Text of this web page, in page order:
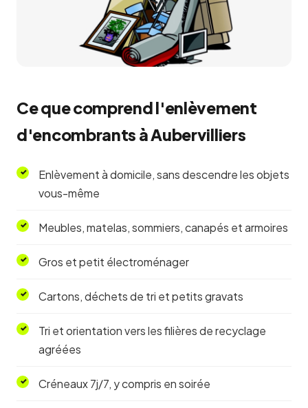
Ce que comprend l'enlèvement
d'encombrants à Aubervilliers
Enlèvement à domicile, sans descendre les objets
vous-même
Meubles, matelas, sommiers, canapés et armoires
Gros et petit électroménager
Cartons, déchets de tri et petits gravats
Tri et orientation vers les filières de recyclage
agréées
Créneaux 7j/7, y compris en soirée